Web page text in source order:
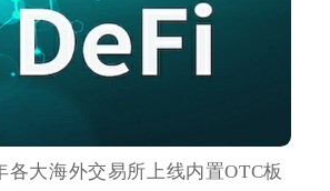
各大海外交易所上线内置OTC板